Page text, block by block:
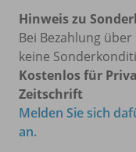
Hinweis zu
Bei Bezahlung
keine
Kostenlos für
Zeitschrift
Melden Sie sich
an.